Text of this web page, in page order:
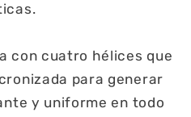
con cuatro hélices que
para generar
y uniforme en todo